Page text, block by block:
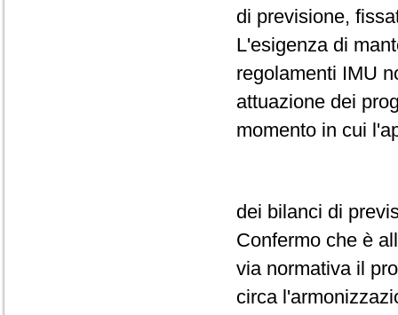
di previsione,
L'esigenza di
regolamenti IMU
attuazione dei
momento in cui
dei bilanci di
Confermo che è
via normativa il
circa